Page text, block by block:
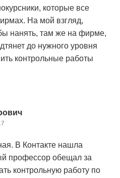
которые все
На мой взгляд,
нанять, там же на фирме,
до нужного уровня
контрольные работы
В Контакте нашла
профессор обещал за
контрольную работу по